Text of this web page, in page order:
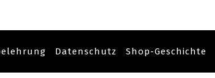
Datenschutz Shop-Geschichte